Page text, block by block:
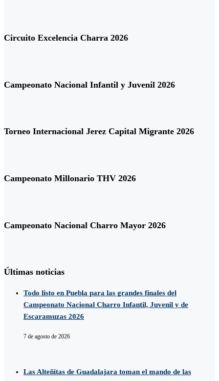
Circuito Excelencia Charra 2026
Campeonato Nacional Infantil y Juvenil 2026
Torneo Internacional Jerez Capital Migrante 2026
Campeonato Millonario THV 2026
Campeonato Nacional Charro Mayor 2026
Últimas noticias
Todo listo en Puebla para las grandes finales del
Campeonato Nacional Charro Infantil, Juvenil y de
Escaramuzas 2026
7 de agosto de 2026
Las Alteñitas de Guadalajara toman el mando de las